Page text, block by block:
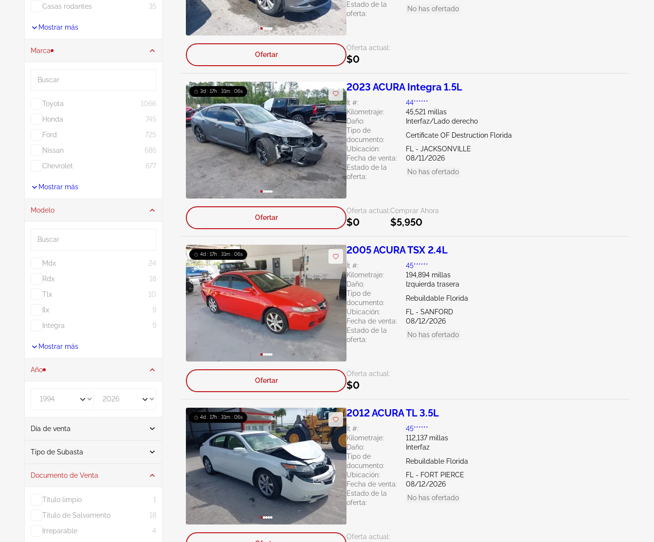
Casas rodantes
35
Mostrar más
Marca
Toyota
1066
Honda
745
Ford
725
Nissan
686
Chevrolet
677
Mostrar más
Modelo
Mdx
24
Rdx
18
Tlx
10
Ilx
9
Integra
9
Mostrar más
Año
Día de venta
De
Tipo de Subasta
Subasta
80
Documento de Venta
Título limpio
1
Titulo de Salvamento
18
Irreparable
4
Estado de la
oferta:
No has ofertado
Oferta actual:
$0
Ofertar
3d : 17h : 31m : 04s 2023 ACURA Integra 1.5L
Ít #:
44******
Kilometraje:
45,521 millas
Daño:
Interfaz/Lado derecho
Tipo de
documento:
Certificate OF Destruction Florida
Ubicación:
FL - JACKSONVILLE
Fecha de venta:
08/11/2026
Estado de la
oferta:
No has ofertado
Oferta actual:
$0
Comprar Ahora
$5,950
Ofertar
4d : 17h : 31m : 04s 2005 ACURA TSX 2.4L
Ít #:
45******
Kilometraje:
194,894 millas
Daño:
Izquierda trasera
Tipo de
documento:
Rebuildable Florida
Ubicación:
FL - SANFORD
Fecha de venta:
08/12/2026
Estado de la
oferta:
No has ofertado
Oferta actual:
$0
Ofertar
4d : 17h : 31m : 04s 2012 ACURA TL 3.5L
Ít #:
45******
Kilometraje:
112,137 millas
Daño:
Interfaz
Tipo de
documento:
Rebuildable Florida
Ubicación:
FL - FORT PIERCE
Fecha de venta:
08/12/2026
Estado de la
oferta:
No has ofertado
Oferta actual: